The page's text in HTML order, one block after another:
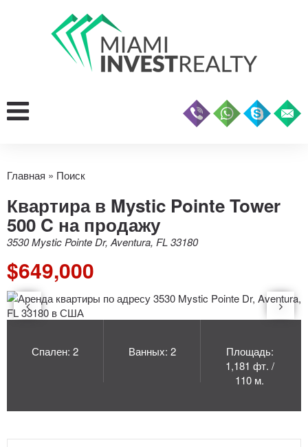
Главная » Поиск
Квартира в Mystic Pointe Tower
500 C на продажу
3530 Mystic Pointe Dr, Aventura, FL 33180
$649,000
Спален: 2 Ванных: 2
Площадь:
1,181 фт. /
110 м.